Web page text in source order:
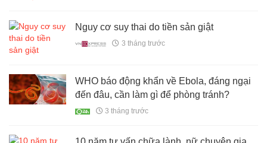
Nguy cơ suy thai do tiền sản giật
3 tháng trước
WHO báo động khẩn về Ebola, đáng ngại
đến đâu, cần làm gì để phòng tránh?
3 tháng trước